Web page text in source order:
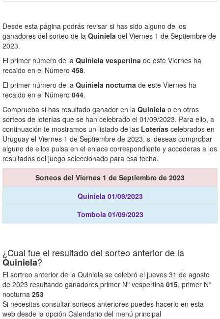
Desde esta página podrás revisar si has sido alguno de los
ganadores del sorteo de la Quiniela del Viernes 1 de Septiembre de
2023.
El primer número de la Quiniela vespertina de este Viernes ha
recaido en el Número 458.
El primer número de la Quiniela nocturna de este Viernes ha
recaido en el Número 044.
Comprueba si has resultado ganador en la Quiniela o en otros
sorteos de loterías que se han celebrado el 01/09/2023. Para ello, a
continuación te mostramos un listado de las Loterías celebrados en
Uruguay el Viernes 1 de Septiembre de 2023, si deseas comprobar
alguno de ellos pulsa en el enlace correspondiente y accederas a los
resultados del juego seleccionado para esa fecha.
Sorteos del Viernes 1 de Septiembre de 2023
Quiniela 01/09/2023
Tombola 01/09/2023
¿Cual fue el resultado del sorteo anterior de la
Quiniela?
El sortreo anterior de la Quiniela se celebró el jueves 31 de agosto
de 2023 resultando ganadores primer Nº vespertina 015, primer Nº
nocturna 253
Si necesitas consultar sorteos anteriores puedes hacerlo en esta
web desde la opción Calendario del menú principal